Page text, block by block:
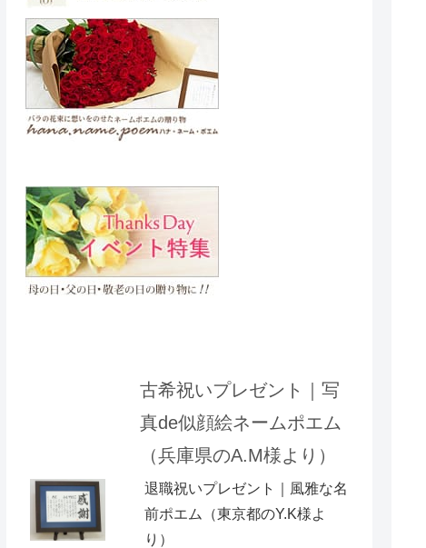
古希祝いプレゼント｜写
真de似顔絵ネームポエム
（兵庫県のA.M様より）
退職祝いプレゼント｜風雅な名
前ポエム（東京都のY.K様よ
り）